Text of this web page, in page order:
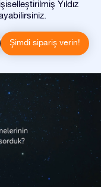
Yıldız
Şimdi sipariş verin!